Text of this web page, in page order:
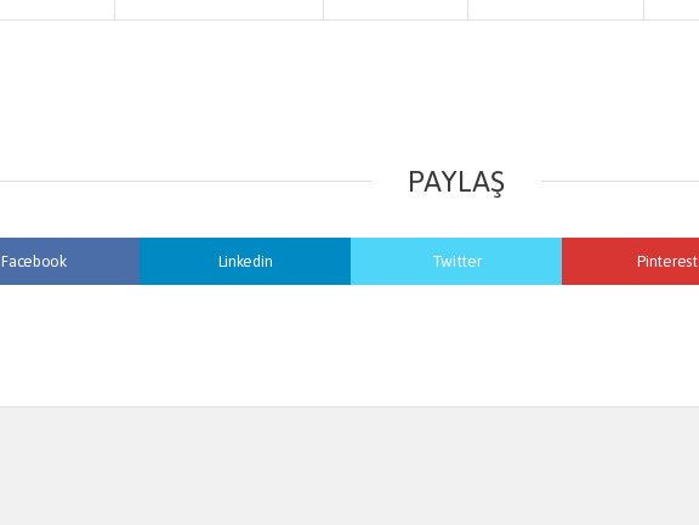
PAYLAŞ
Facebook Linkedin Twitter Pinterest